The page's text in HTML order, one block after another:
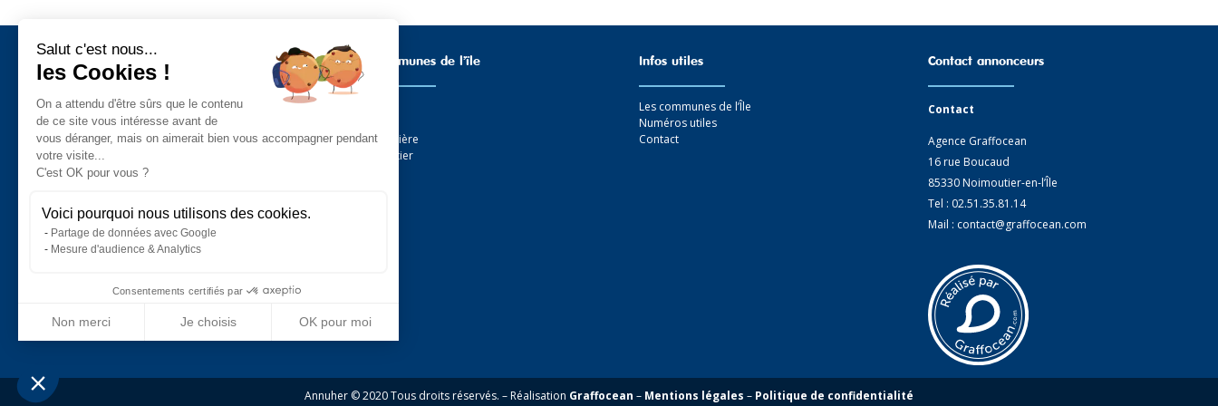
Administration - Services Public
Agriculture - Animaux - Jardin
Alimentaire
Art - Artisanat - Antiquités
Auto - Moto - Camping-Car - Cycles
Bar - Hôtel - Restaurant
Bâtiment - Construction - Immobilier
Commerce
Esthétique - Beauté
Loisirs - Sport - Tourisme
Les Communes de l’ïle
La Guérinière
Noirmoutier
Infos utiles
Les communes de l’Île
Numéros utiles
Contact
Contact annonceurs
Contact
Agence Graffocean
16 rue Boucaud
85330 Noimoutier-en-l’Île
Tel : 02.51.35.81.14
Mail : contact@graffocean.com
Annuher © 2020 Tous droits réservés. – Réalisation Graffocean – Mentions légales – Politique de confidentialité
Salut c'est nous...
les Cookies !
On a attendu d'être sûrs que le contenu
de ce site vous intéresse avant de
vous déranger, mais on aimerait bien vous accompagner pendant
votre visite...
C'est OK pour vous ?
Voici pourquoi nous utilisons des cookies.
Partage de données avec Google
Mesure d'audience & Analytics
Consentements certifiés par
Non merci Je choisis
OK pour moi
Notre plateforme vous permet d'adapter et de gérer vos paramètres de confidentialité, en garantissant la conformité avec les réglementations. Personnalisez vos préférences pour contrôler la manière dont